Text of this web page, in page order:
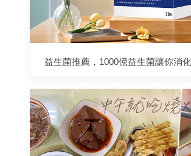
益生菌推薦，1000億益生菌讓你消